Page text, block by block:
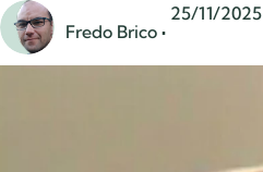
Fredo Brico·
25/11/2025